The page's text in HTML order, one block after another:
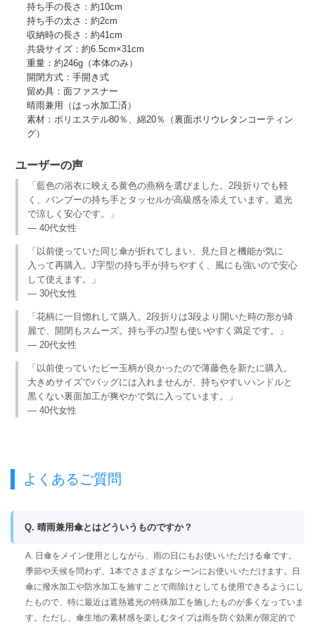
持ち手の長さ：約10cm
持ち手の太さ：約2cm
収納時の長さ：約41cm
共袋サイズ：約6.5cm×31cm
重量：約246g（本体のみ）
開閉方式：手開き式
留め具：面ファスナー
晴雨兼用（はっ水加工済）
素材：ポリエステル80％、綿20％（裏面ポリウレタンコーティン
グ）
ユーザーの声
「藍色の浴衣に映える黄色の燕柄を選びました。2段折りでも軽
く、バンブーの持ち手とタッセルが高級感を添えています。遮光
で涼しく安心です。」
— 40代女性
「以前使っていた同じ傘が折れてしまい、見た目と機能が気に
入って再購入。J字型の持ち手が持ちやすく、風にも強いので安心
して使えます。」
— 30代女性
「花柄に一目惚れして購入。2段折りは3段より開いた時の形が綺
麗で、開閉もスムーズ。持ち手のJ型も使いやすく満足です。」
— 20代女性
「以前使っていたビー玉柄が良かったので薄藤色を新たに購入。
大きめサイズでバッグには入れませんが、持ちやすいハンドルと
黒くない裏面加工が爽やかで気に入っています。」
— 40代女性
よくあるご質問
Q. 晴雨兼用傘とはどういうものですか？
A. 日傘をメイン使用としながら、雨の日にもお使いいただける傘です。
季節や天候を問わず、1本でさまざまなシーンにお使いいただけます。日
傘に撥水加工や防水加工を施すことで雨除けとしても使用できるようにし
たもので、特に最近は遮熱遮光の特殊加工を施したものが多くなっていま
す。ただし、傘生地の素材感を楽しむタイプは雨を防ぐ効果が限定的で